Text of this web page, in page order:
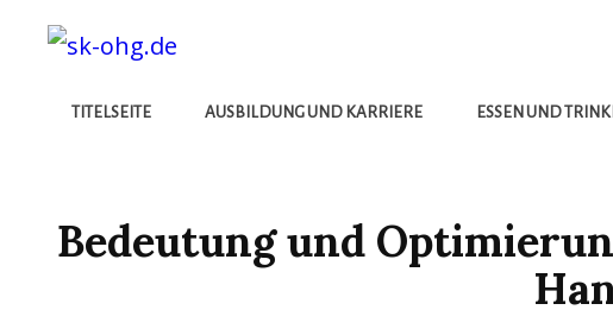
TITELSEITE AUSBILDUNG UND KARRIERE ESSEN UND
Bedeutung und